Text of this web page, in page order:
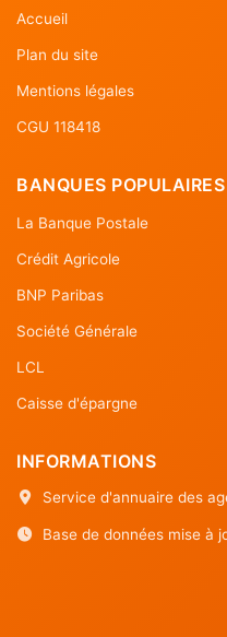
Accueil
Plan du site
Mentions légales
CGU 118418
BANQUES POPULAIRES
La Banque Postale
Crédit Agricole
BNP Paribas
Société Générale
LCL
Caisse d'épargne
INFORMATIONS
Service d'annuaire des
Base de données mise à